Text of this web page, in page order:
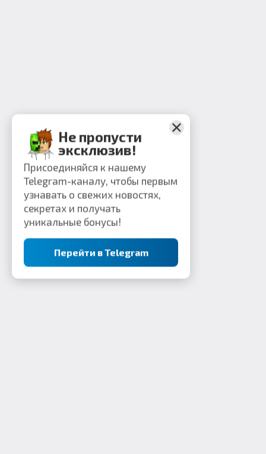
Не пропусти
эксклюзив!
Присоединяйся к нашему
Telegram-каналу, чтобы первым
узнавать о свежих новостях,
секретах и получать
уникальные бонусы!
Перейти в Telegram